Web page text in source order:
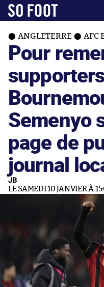
ANGLETERRE AFC
Pour
Semenyo
page de
journal
JB
LE SAMEDI 10 JANVIER À